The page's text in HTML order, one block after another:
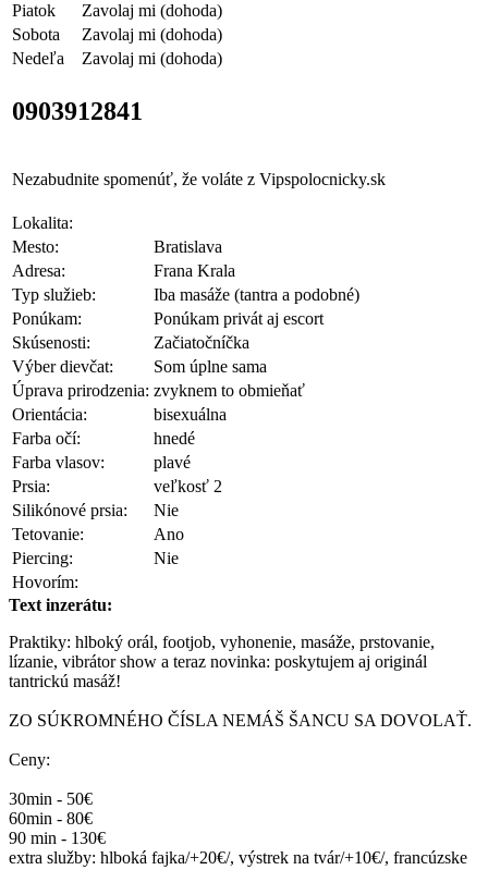
Piatok
Zavolaj mi (dohoda)
Sobota
Zavolaj mi (dohoda)
Nedeľa
Zavolaj mi (dohoda)
0903912841
Nezabudnite spomenúť, že voláte z Vipspolocnicky.sk
Lokalita:
Mesto:
Bratislava
Adresa:
Frana Krala
Typ služieb:
Iba masáže (tantra a podobné)
Ponúkam:
Ponúkam privát aj escort
Skúsenosti:
Začiatočníčka
Výber dievčat:
Som úplne sama
Úprava prirodzenia: zvyknem to obmieňať
Orientácia:
bisexuálna
Farba očí:
hnedé
Farba vlasov:
plavé
Prsia:
veľkosť 2
Silikónové prsia:
Nie
Tetovanie:
Ano
Piercing:
Nie
Hovorím:
Text inzerátu:
Praktiky: hlboký orál, footjob, vyhonenie, masáže, prstovanie,
lízanie, vibrátor show a teraz novinka: poskytujem aj originál
tantrickú masáž!
ZO SÚKROMNÉHO ČÍSLA NEMÁŠ ŠANCU SA DOVOLAŤ.
Ceny:
30min - 50€
60min - 80€
90 min - 130€
extra služby: hlboká fajka/+20€/, výstrek na tvár/+10€/, francúzske